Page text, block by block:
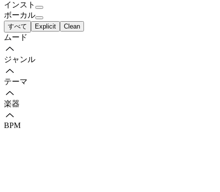
インスト
ボーカル
すべて Explicit Clean
ムード
ジャンル
テーマ
楽器
BPM